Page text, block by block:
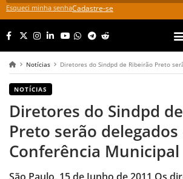
Esqueci minha senhaCadastre-se
Notícias Diretores do Sindpd de Ribeirão Preto serão delegados
NOTÍCIAS
Diretores do Sindpd
Preto serão delegados
Conferência Municipal